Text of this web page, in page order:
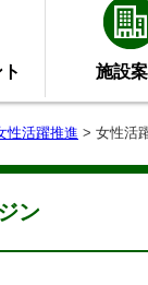
施設
性活躍推進 > 女性活
ン